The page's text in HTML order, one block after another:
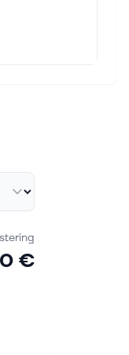
€